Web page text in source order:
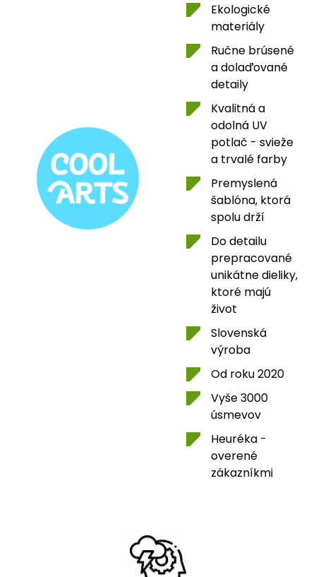
Ekologické
materiály
Ručne brúsené
a dolaďované
detaily
Kvalitná a
odolná UV
potlač - svieže
a trvalé farby
Premyslená
šablóna, ktorá
spolu drží
Do detailu
prepracované
unikátne dieliky,
ktoré majú
život
Slovenská
výroba
Od roku 2020
Vyše 3000
úsmevov
Heuréka -
overené
zákazníkmi